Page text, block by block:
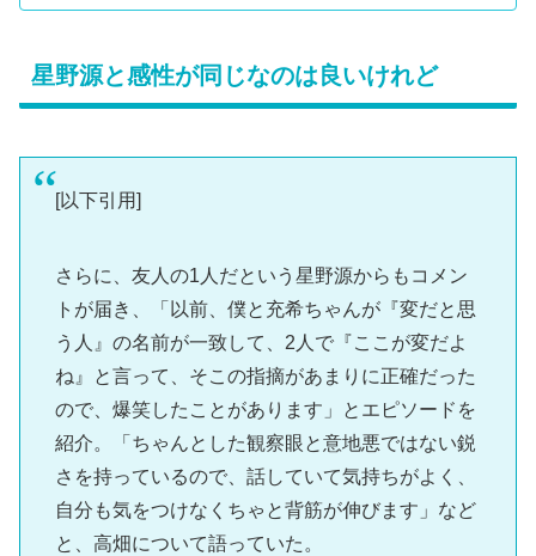
星野源と感性が同じなのは良いけれど
[以下引用]
さらに、友人の1人だという星野源からもコメン
トが届き、「以前、僕と充希ちゃんが『変だと思
う人』の名前が一致して、2人で『ここが変だよ
ね』と言って、そこの指摘があまりに正確だった
ので、爆笑したことがあります」とエピソードを
紹介。「ちゃんとした観察眼と意地悪ではない鋭
さを持っているので、話していて気持ちがよく、
自分も気をつけなくちゃと背筋が伸びます」など
と、高畑について語っていた。